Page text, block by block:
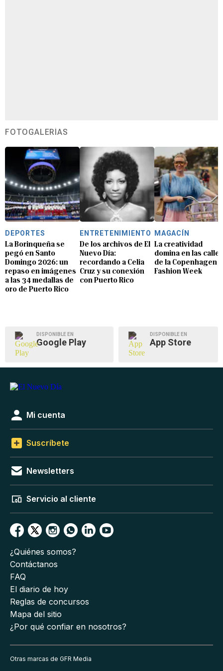
FOTOGALERÍAS
DEPORTES
La Borinqueña se
pegó en Santo
Domingo 2026: un
repaso en imágenes
a las 34 medallas de
oro de Puerto Rico
ENTRETENIMIENTO
De los archivos de El
Nuevo Día:
recordando a Celia
Cruz y su conexión
con Puerto Rico
MAGACÍN
La creatividad
domina en las calles
de la Copenhagen
Fashion Week
DISPONIBLE EN
Google Play
DISPONIBLE EN
App Store
Mi cuenta
Suscríbete
Newsletters
Servicio al cliente
¿Quiénes somos?
Contáctanos
FAQ
El diario de hoy
Reglas de concursos
Mapa del sitio
¿Por qué confiar en nosotros?
Otras marcas de GFR Media